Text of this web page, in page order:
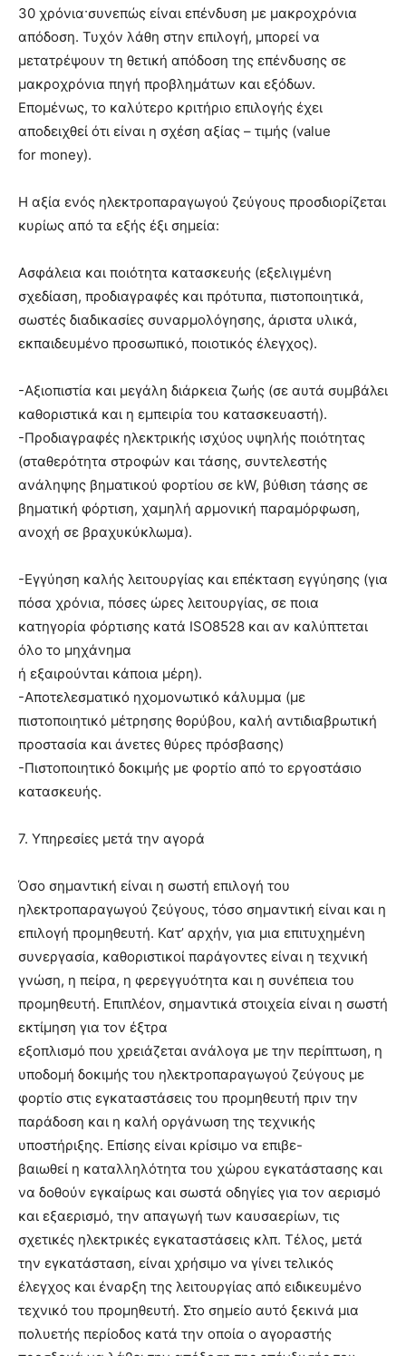
30 χρόνια·συνεπώς είναι επένδυση με μακροχρόνια
απόδοση. Τυχόν λάθη στην επιλογή, μπορεί να
μετατρέψουν τη θετική απόδοση της επένδυσης σε
μακροχρόνια πηγή προβλημάτων και εξόδων.
Επομένως, το καλύτερο κριτήριο επιλογής έχει
αποδειχθεί ότι είναι η σχέση αξίας – τιμής (value
for money).
Η αξία ενός ηλεκτροπαραγωγού ζεύγους προσδιορίζεται
κυρίως από τα εξής έξι σημεία:
Ασφάλεια και ποιότητα κατασκευής (εξελιγμένη
σχεδίαση, προδιαγραφές και πρότυπα, πιστοποιητικά,
σωστές διαδικασίες συναρμολόγησης, άριστα υλικά,
εκπαιδευμένο προσωπικό, ποιοτικός έλεγχος).
-Αξιοπιστία και μεγάλη διάρκεια ζωής (σε αυτά συμβάλει
καθοριστικά και η εμπειρία του κατασκευαστή).
-Προδιαγραφές ηλεκτρικής ισχύος υψηλής ποιότητας
(σταθερότητα στροφών και τάσης, συντελεστής
ανάληψης βηματικού φορτίου σε kW, βύθιση τάσης σε
βηματική φόρτιση, χαμηλή αρμονική παραμόρφωση,
ανοχή σε βραχυκύκλωμα).
-Εγγύηση καλής λειτουργίας και επέκταση εγγύησης (για
πόσα χρόνια, πόσες ώρες λειτουργίας, σε ποια
κατηγορία φόρτισης κατά ISO8528 και αν καλύπτεται
όλο το μηχάνημα
ή εξαιρούνται κάποια μέρη).
-Αποτελεσματικό ηχομονωτικό κάλυμμα (με
πιστοποιητικό μέτρησης θορύβου, καλή αντιδιαβρωτική
προστασία και άνετες θύρες πρόσβασης)
-Πιστοποιητικό δοκιμής με φορτίο από το εργοστάσιο
κατασκευής.
7. Υπηρεσίες μετά την αγορά
Όσο σημαντική είναι η σωστή επιλογή του
ηλεκτροπαραγωγού ζεύγους, τόσο σημαντική είναι και η
επιλογή προμηθευτή. Κατ’ αρχήν, για μια επιτυχημένη
συνεργασία, καθοριστικοί παράγοντες είναι η τεχνική
γνώση, η πείρα, η φερεγγυότητα και η συνέπεια του
προμηθευτή. Επιπλέον, σημαντικά στοιχεία είναι η σωστή
εκτίμηση για τον έξτρα
εξοπλισμό που χρειάζεται ανάλογα με την περίπτωση, η
υποδομή δοκιμής του ηλεκτροπαραγωγού ζεύγους με
φορτίο στις εγκαταστάσεις του προμηθευτή πριν την
παράδοση και η καλή οργάνωση της τεχνικής
υποστήριξης. Επίσης είναι κρίσιμο να επιβε-
βαιωθεί η καταλληλότητα του χώρου εγκατάστασης και
να δοθούν εγκαίρως και σωστά οδηγίες για τον αερισμό
και εξαερισμό, την απαγωγή των καυσαερίων, τις
σχετικές ηλεκτρικές εγκαταστάσεις κλπ. Τέλος, μετά
την εγκατάσταση, είναι χρήσιμο να γίνει τελικός
έλεγχος και έναρξη της λειτουργίας από ειδικευμένο
τεχνικό του προμηθευτή. Στο σημείο αυτό ξεκινά μια
πολυετής περίοδος κατά την οποία ο αγοραστής